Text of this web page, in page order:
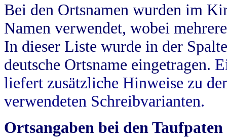
Bei den Ortsnamen wurden im
Namen verwendet, wobei
In dieser Liste wurde in der
deutsche Ortsname eingetragen.
liefert zusätzliche Hinweise zu
verwendeten Schreibvarianten.
Ortsangaben bei den Taufpaten